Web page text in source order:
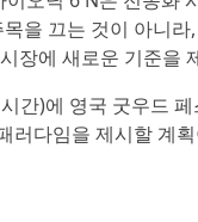
을 끄는 것이 아니
장에 새로운 기준을
간)에 영국 굿우드
러다임을 제시할 계